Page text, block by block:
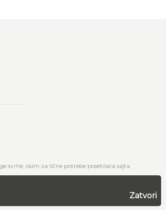
svrhe, osim za lične potrebe posetilaca sajta.
Zatvori